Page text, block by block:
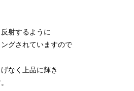
射するように
グされていますので
なく上品に輝き